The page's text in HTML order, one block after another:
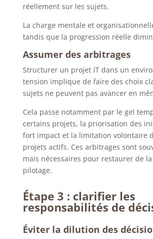
réellement sur les sujets.
La charge mentale et
tandis que la progression réelle
Assumer des arbitrages
Structurer un projet IT dans un
tension implique de faire des choix
sujets ne peuvent pas avancer en
Cela passe notamment par le gel
certains projets, la priorisation des
fort impact et la limitation volontaire
projets actifs. Ces arbitrages sont
mais nécessaires pour restaurer de
pilotage.
Étape 3 : clarifier les
responsabilités de
Éviter la dilution des